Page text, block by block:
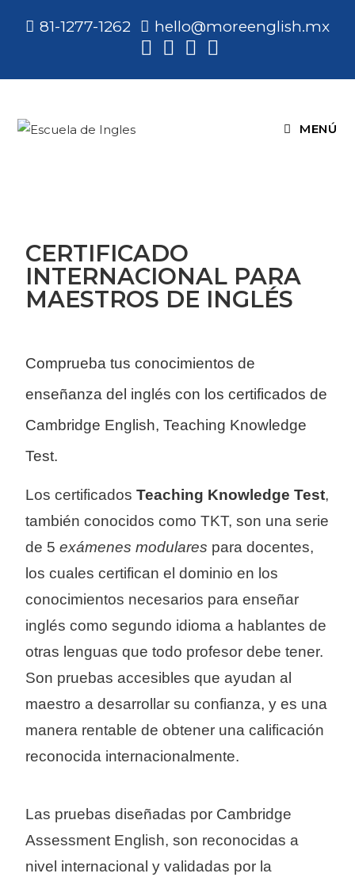
81-1277-1262 hello@moreenglish.mx
MENÚ
CERTIFICADO
INTERNACIONAL PARA
MAESTROS DE INGLÉS
Comprueba tus conocimientos de
enseñanza del inglés con los certificados de
Cambridge English, Teaching Knowledge
Test.
Los certificados Teaching Knowledge Test,
también conocidos como TKT, son una serie
de 5 exámenes modulares para docentes,
los cuales certifican el dominio en los
conocimientos necesarios para enseñar
inglés como segundo idioma a hablantes de
otras lenguas que todo profesor debe tener.
Son pruebas accesibles que ayudan al
maestro a desarrollar su confianza, y es una
manera rentable de obtener una calificación
reconocida internacionalmente.
Las pruebas diseñadas por Cambridge
Assessment English, son reconocidas a
nivel internacional y validadas por la